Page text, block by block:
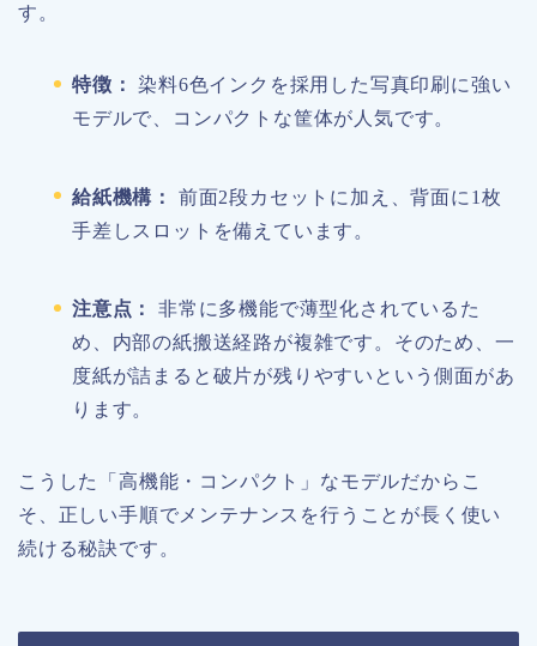
す。
特徴：
染料6色インクを採用した写真印刷に強い
モデルで、コンパクトな筐体が人気です。
給紙機構：
前面2段カセットに加え、背面に1枚
手差しスロットを備えています。
注意点：
非常に多機能で薄型化されているた
め、内部の紙搬送経路が複雑です。そのため、一
度紙が詰まると破片が残りやすいという側面があ
ります。
こうした「高機能・コンパクト」なモデルだからこ
そ、正しい手順でメンテナンスを行うことが長く使い
続ける秘訣です。